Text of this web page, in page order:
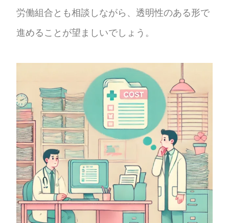
労働組合とも相談しながら、透明性のある形で
進めることが望ましいでしょう。